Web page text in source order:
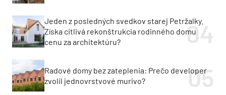
Jeden z posledných svedkov starej Petržalky.
Získa citlivá rekonštrukcia rodinného domu
cenu za architektúru?
Radové domy bez zateplenia: Prečo developer
zvolil jednovrstvové murivo?